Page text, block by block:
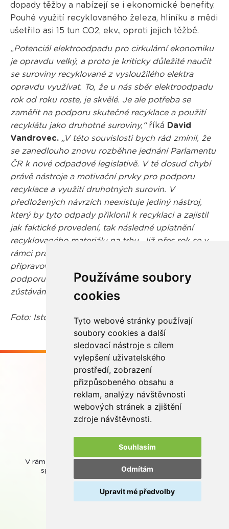
Používáme soubory
cookies
Tyto webové stránky používají
soubory cookies a další
sledovací nástroje s cílem
vylepšení uživatelského
prostředí, zobrazení
přizpůsobeného obsahu a
reklam, analýzy návštěvnosti
webových stránek a zjištění
zdroje návštěvnosti.
Souhlasím
Odmítám
Upravit mé předvolby
dopady těžby a nabízejí se i ekonomické benefity.
Pouhé využití recyklovaného železa, hliníku a mědi
ušetřilo asi 15 tun CO2, ekv., oproti jejich těžbě.
„Potenciál elektroodpadu pro cirkulární ekonomiku
je opravdu velký, a proto je kriticky důležité naučit
se suroviny recyklované z vysloužilého elektra
opravdu využívat. To, že u nás sběr elektroodpadu
rok od roku roste, je skvělé. Je ale potřeba se
zaměřit na podporu skutečné recyklace a použití
recyklátu jako druhotné suroviny,“říká David
Vandrovec. „V této souvislosti bych rád zmínil, že
se zanedlouho znovu rozběhne jednání Parlamentu
ČR k nové odpadové legislativě. V té dosud chybí
právě nástroje a motivační prvky pro podporu
recyklace a využití druhotných surovin. V
předložených návrzích neexistuje jediný nástroj,
který by tyto odpady přiklonil k recyklaci a zajistil
jak faktické provedení, tak následné uplatnění
recyklovaného materiálu na trhu. Již přes rok se v
rámci pracovní skupiny RecHelp v reakci na
připravovanou novelu aktivně snažíme tuto
podporu prosadit. Prozatím bohužel neúspěšně, ale
zůstávám optimistou, že se nám to podaří,
Foto: Istockphoto.com
Buďme ve spojení
© REMA Systém
Nastavení cookies
Ochrana osobních údajů
V rámci zpětného odběru odpadních přenosných baterií
spolupracujeme se společnostíREMA Battery